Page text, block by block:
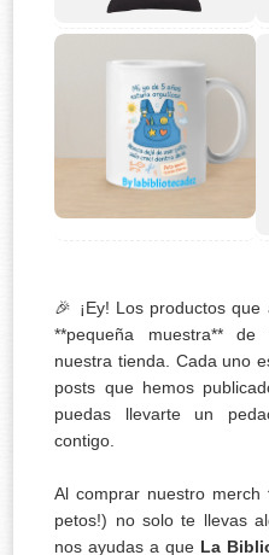
🎉 ¡Ey! Los productos
**pequeña muestra**
nuestra tienda. Cada uno
posts que hemos
puedas llevarte un
contigo.
Al comprar nuestro
petos!) no solo te llevas
nos ayudas a que La